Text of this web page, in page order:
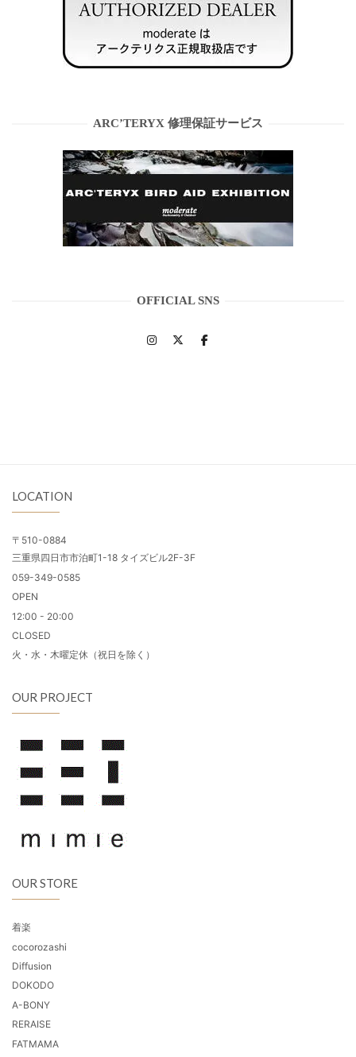
ARC’TERYX 修理保証サービス
OFFICIAL SNS
LOCATION
〒510-0884
三重県四日市市泊町1-18 タイズビル2F-3F
059-349-0585
OPEN
12:00 - 20:00
CLOSED
火・水・木曜定休（祝日を除く）
OUR PROJECT
OUR STORE
着楽
cocorozashi
Diffusion
DOKODO
A-BONY
RERAISE
FATMAMA